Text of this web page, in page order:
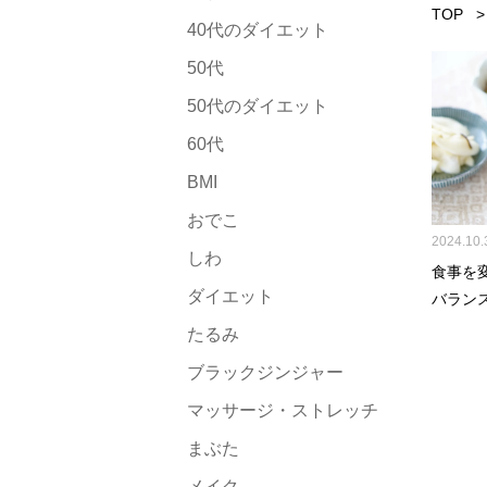
40代のダイエット
50代
50代のダイエット
60代
BMI
おでこ
しわ
ダイエット
たるみ
ブラックジンジャー
マッサージ・ストレッチ
まぶた
TOP
食事を
バラン